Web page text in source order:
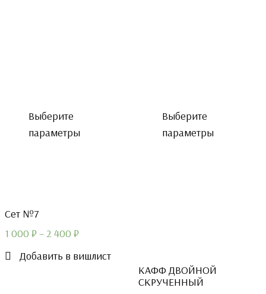
Выберите
параметры
Сет №7
1 000 ₽– 2 400 ₽
Добавить в вишлист
Выберите
параметры
КАФФ ДВОЙНОЙ
СКРУЧЕННЫЙ